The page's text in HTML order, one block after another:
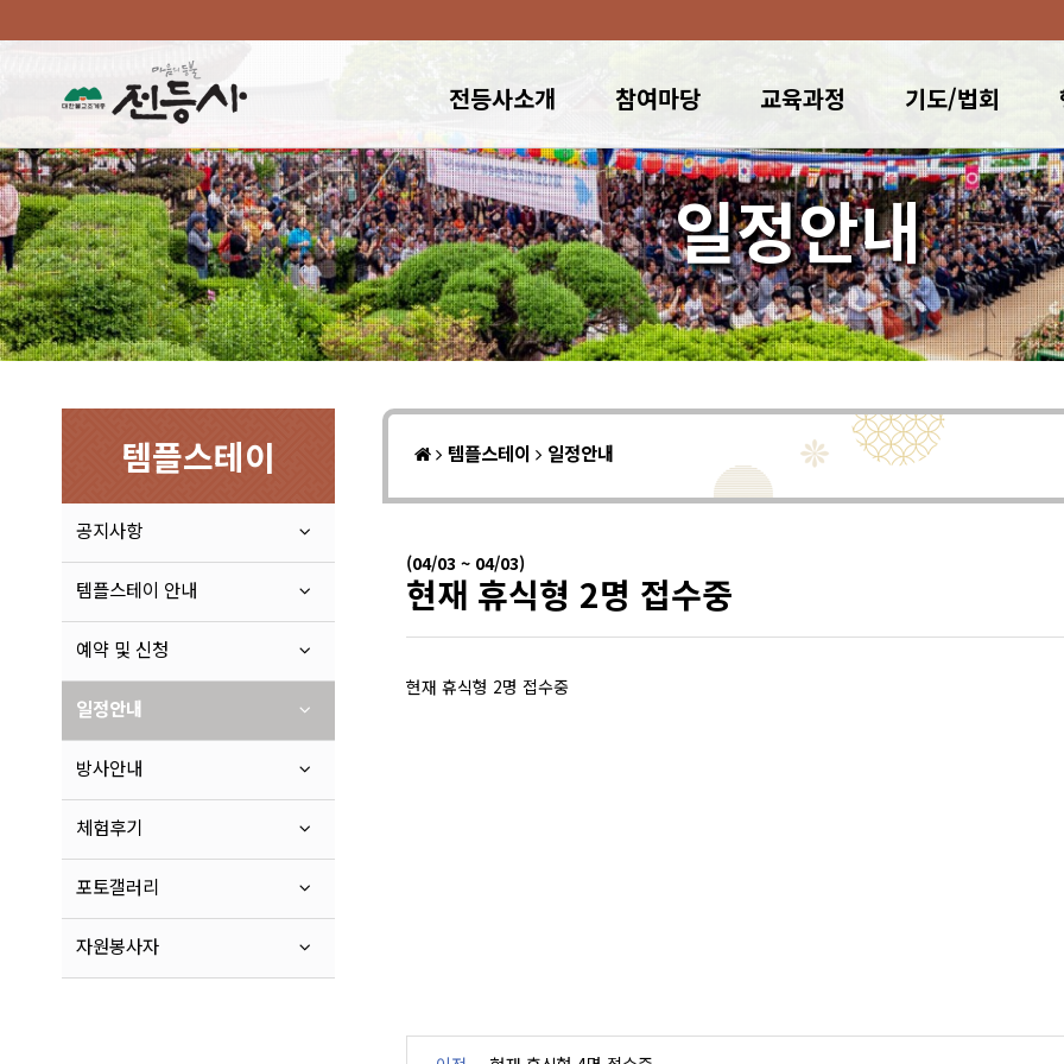
전등사소개 참여마당 교육과정 기도/법회
일정안내
템플스테이
공지사항
템플스테이 안내
예약 및 신청
일정안내
방사안내
체험후기
포토갤러리
자원봉사자
템플스테이 일정안내
(04/03 ~ 04/03)
현재 휴식형 2명 접수중
현재 휴식형 2명 접수중